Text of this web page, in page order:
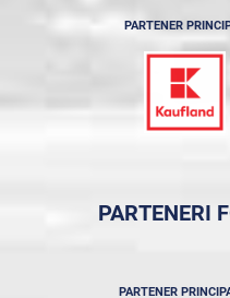
PARTENER
PARTENERI
PARTENER